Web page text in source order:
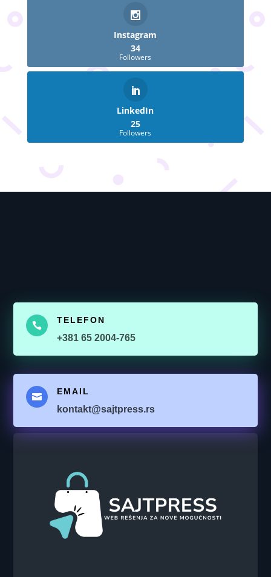
Instagram
34
Followers
LinkedIn
25
Followers

TELEFON
+381 65 2004-765

EMAIL
kontakt@sajtpress.rs